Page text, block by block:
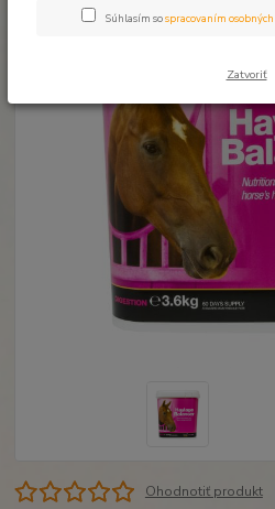
Ohodnotiť produkt
Súhlasím sospracovaním
Zatvoriť